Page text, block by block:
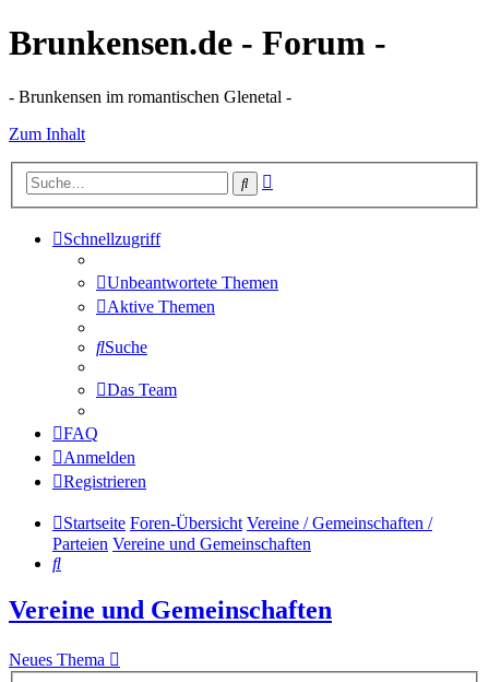
Brunkensen.de - Forum -
- Brunkensen im romantischen Glenetal -
Zum Inhalt
Suche
Schnellzugriff
Unbeantwortete Themen
Aktive Themen
Suche
Das Team
FAQ
Anmelden
Registrieren
Startseite Foren-Übersicht Vereine / Gemeinschaften /
Parteien Vereine und Gemeinschaften
Suche
Vereine und Gemeinschaften
Neues Thema